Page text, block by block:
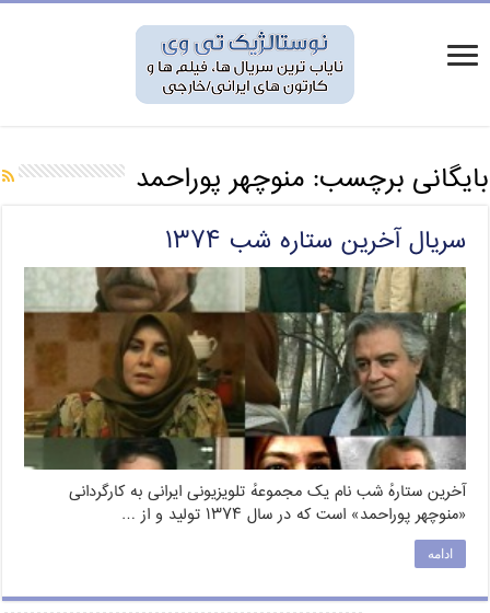
بایگانی برچسب:منوچهر پوراحمد
سریال آخرین ستاره شب ۱۳۷۴
آخرین ستارهٔ شب نام یک مجموعهٔ تلویزیونی ایرانی به کارگردانی
«منوچهر پوراحمد» است که در سال ۱۳۷۴ تولید و از …
ادامه